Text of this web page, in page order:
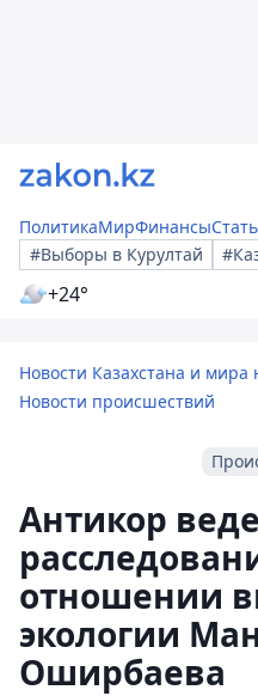
ПолитикаМирФинансы
#Выборы в Курултай
+24°
Новости Казахстана и мира
Новости происшествий
Антикор
отношении
экологии
Оширбаева